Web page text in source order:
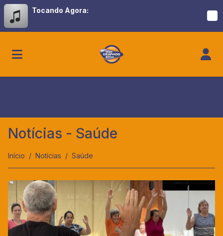
Tocando Agora:
Notícias - Saúde
Início Notícias Saúde